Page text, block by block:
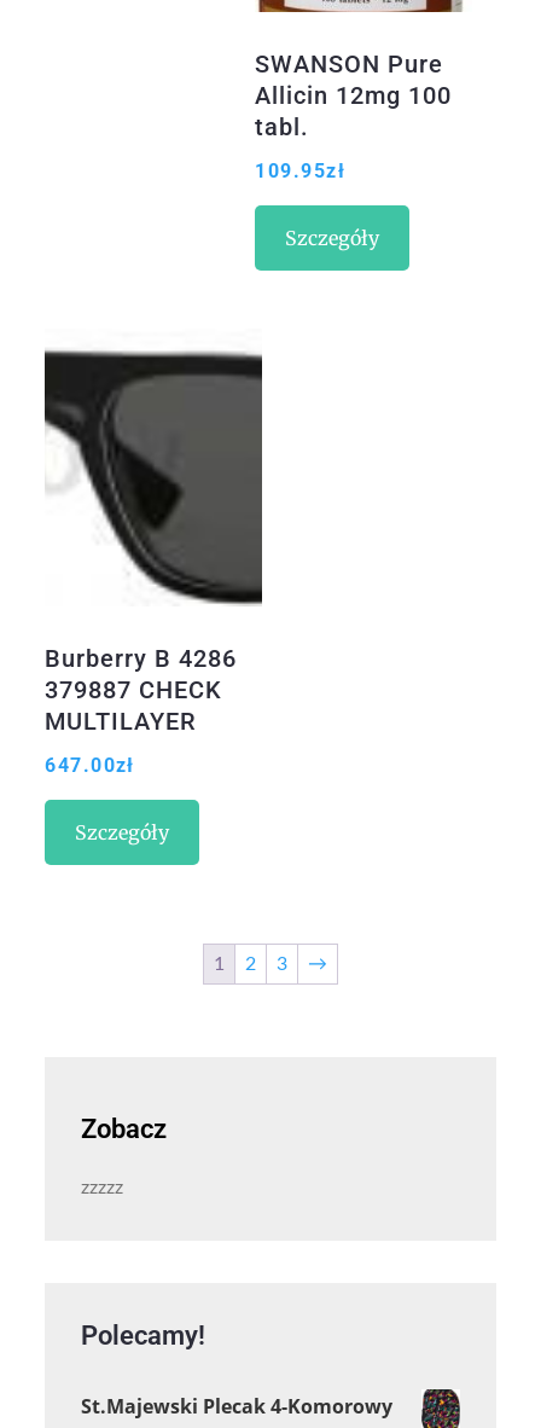
SWANSON Pure
Allicin 12mg 100
tabl.
109.95zł
Szczegóły
Burberry B 4286
379887 CHECK
MULTILAYER
BLACK grey
647.00zł
Szczegóły
1 2 3 →
Zobacz
zzzzz
Polecamy!
St.Majewski Plecak 4-Komorowy